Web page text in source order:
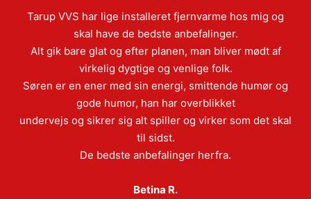
Tarup VVS har lige installeret fjernvarme hos mig og
skal have de bedste anbefalinger.
Alt gik bare glat og efter planen, man bliver mødt af
virkelig dygtige og venlige folk.
Søren er en ener med sin energi, smittende humør og
gode humor, han har overblikket
undervejs og sikrer sig alt spiller og virker som det skal
til sidst.
De bedste anbefalinger herfra.
Betina R.